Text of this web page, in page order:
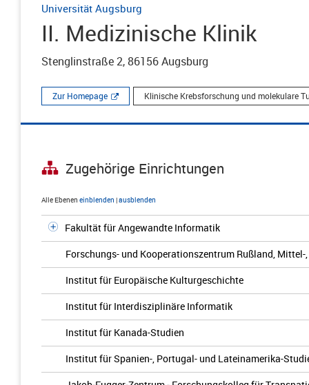
Universität Augsburg
II. Medizinische Klinik
Stenglinstraße 2, 86156 Augsburg
Zur Homepage Klinische Krebsforschung und molekulare
Zugehörige Einrichtungen
Alle Ebenen einblenden |ausblenden
Fakultät für Angewandte Informatik
Forschungs- und Kooperationszentrum Rußland,
Institut für Europäische Kulturgeschichte
Institut für Interdisziplinäre Informatik
Institut für Kanada-Studien
Institut für Spanien-, Portugal- und Lateinamerika-